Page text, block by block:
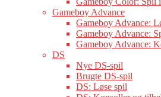
Gameboy Advance
Gameboy Advance:
Gameboy Advance:
Gameboy Advance:
DS
Nye DS-spil
Brugte DS-spil
DS: Løse spil